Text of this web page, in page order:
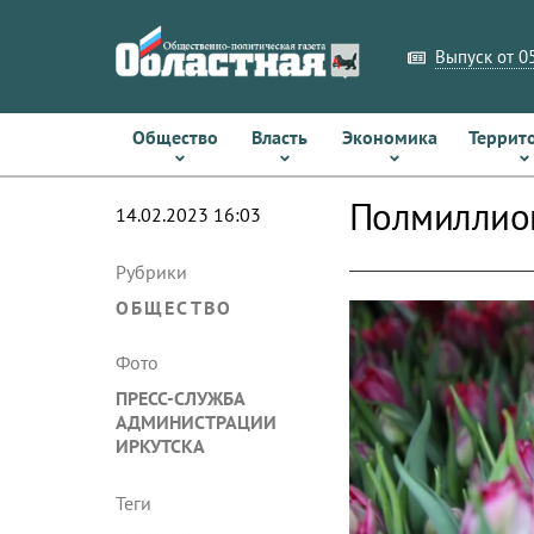
Выпуск от
Общество Власть Экономика
14.02.2023 16:03
Рубрики
ОБЩЕСТВО
Фото
ПРЕСС-СЛУЖБА
АДМИНИСТРАЦИИ
ИРКУТСКА
Теги